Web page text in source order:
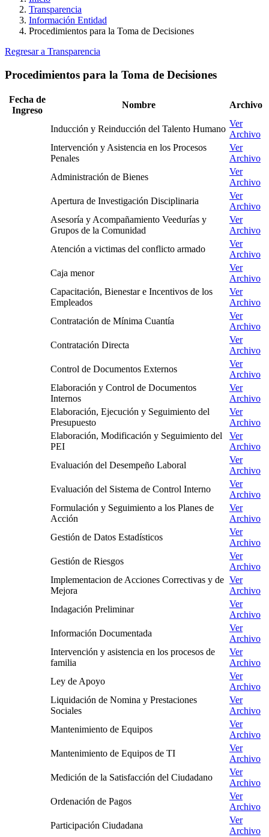
Transparencia
Información Entidad
Procedimientos para la Toma de Decisiones
Regresar a Transparencia
Procedimientos para la Toma de Decisiones
Fecha de
Ingreso
Nombre Archivo
Inducción y Reinducción del Talento Humano
Ver
Archivo
Intervención y Asistencia en los Procesos
Penales
Ver
Archivo
Administración de Bienes
Ver
Archivo
Apertura de Investigación Disciplinaria
Ver
Archivo
Asesoría y Acompañamiento Veedurías y
Grupos de la Comunidad
Ver
Archivo
Atención a victimas del conflicto armado
Ver
Archivo
Caja menor
Ver
Archivo
Capacitación, Bienestar e Incentivos de los
Empleados
Ver
Archivo
Contratación de Mínima Cuantía
Ver
Archivo
Contratación Directa
Ver
Archivo
Control de Documentos Externos
Ver
Archivo
Elaboración y Control de Documentos
Internos
Ver
Archivo
Elaboración, Ejecución y Seguimiento del
Presupuesto
Ver
Archivo
Elaboración, Modificación y Seguimiento del
PEI
Ver
Archivo
Evaluación del Desempeño Laboral
Ver
Archivo
Evaluación del Sistema de Control Interno
Ver
Archivo
Formulación y Seguimiento a los Planes de
Acción
Ver
Archivo
Gestión de Datos Estadísticos
Ver
Archivo
Gestión de Riesgos
Ver
Archivo
Implementacion de Acciones Correctivas y de
Mejora
Ver
Archivo
Indagación Preliminar
Ver
Archivo
Información Documentada
Ver
Archivo
Intervención y asistencia en los procesos de
familia
Ver
Archivo
Ley de Apoyo
Ver
Archivo
Liquidación de Nomina y Prestaciones
Sociales
Ver
Archivo
Mantenimiento de Equipos
Ver
Archivo
Mantenimiento de Equipos de TI
Ver
Archivo
Medición de la Satisfacción del Ciudadano
Ver
Archivo
Ordenación de Pagos
Ver
Archivo
Participación Ciudadana
Ver
Archivo